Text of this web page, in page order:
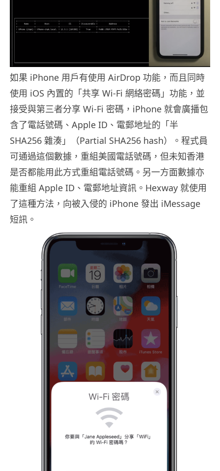
如果 iPhone 用戶有使用 AirDrop 功能，而且同時
使用 iOS 內置的「共享 Wi-Fi 網絡密碼」功能，並
接受與第三者分享 Wi-Fi 密碼，iPhone 就會廣播包
含了電話號碼、Apple ID、電郵地址的「半
SHA256 雜湊」（Partial SHA256 hash）。程式員
可通過這個數據，重組美國電話號碼，但未知香港
是否都能用此方式重組電話號碼。另一方面數據亦
能重組 Apple ID、電郵地址資訊。Hexway 就使用
了這種方法，向被入侵的 iPhone 發出 iMessage
短訊。